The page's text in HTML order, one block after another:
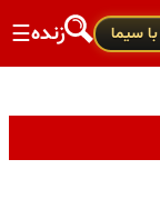
سیما زنده☰